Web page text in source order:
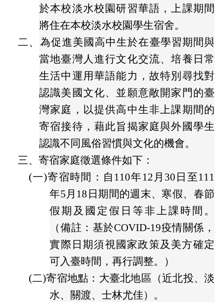
於本校淡水校園研習華語，上課期間
將住在本校淡水校園學生宿舍。
二、 為促進美國高中生於在臺學習期間與
當地臺灣人進行文化交流、培養日常
生活中運用華語能力，故特別尋找對
認識美國文化、並願意敞開家門的臺
灣家庭，以提供高中生非上課期間的
寄宿接待，藉此旨揭家庭與外國學生
認識不同風俗習慣與文化的機會。
三、寄宿家庭徵選條件如下：
(一)寄宿時間：自110年12月30日至111
年5月18日期間的週末、寒假、春節
假期及國定假日等非上課時間。
（備註：基於COVID-19疫情關係，
實際日期須視國家政策及美方確定
可入臺時間，再行調整。）
(二)寄宿地點：大臺北地區（近北投、淡
水、關渡、士林尤佳）。